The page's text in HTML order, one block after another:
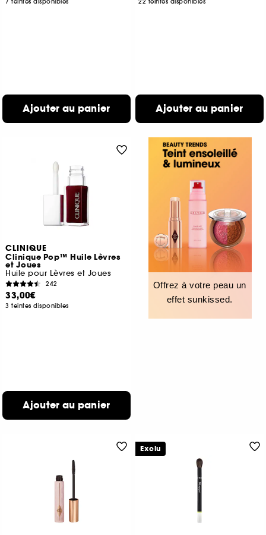
Ajouter au panier Ajouter au panier
CLINIQUE
Clinique Pop™ Huile Lèvres
et Joues
Huile pour Lèvres et Joues
242
33,00€
3 teintes disponibles
Ajouter au panier
Offrez à votre peau un
effet sunkissed.
Exclu